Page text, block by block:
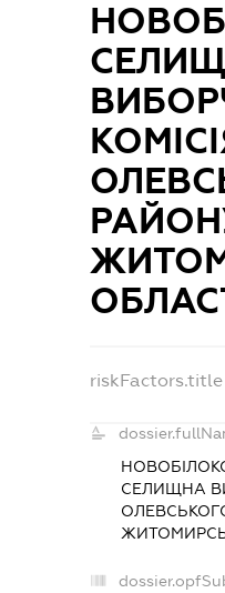
riskFactors.title
СЕЛИЩНА